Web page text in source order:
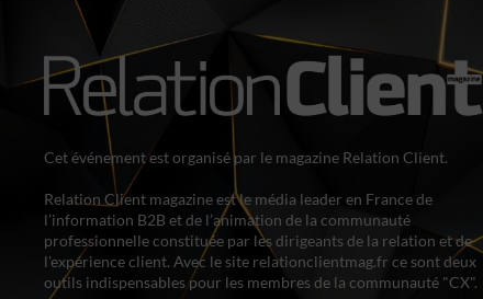
Cet événement est organisé par le magazine Relation Client.
Relation Client magazine est le média leader en France de
l’information B2B et de l’animation de la communauté
professionnelle constituée par les dirigeants de la relation et de
l'expérience client. Avec le site relationclientmag.fr ce sont deux
outils indispensables pour les membres de la communauté "CX".